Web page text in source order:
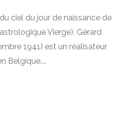
ciel du jour de naissance de
Vierge). Gérard
1941) est un réalisateur
Belgique....